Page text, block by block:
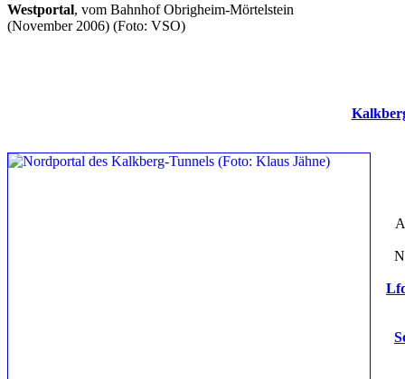
Westportal, vom Bahnhof Obrigheim-Mörtelstein
(November 2006) (Foto: VSO)